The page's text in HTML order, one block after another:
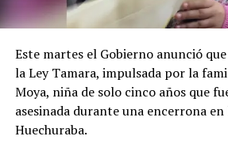
Este martes el Gobierno anunció
la Ley Tamara, impulsada por la
Moya, niña de solo cinco años que
asesinada durante una encerrona
Huechuraba.